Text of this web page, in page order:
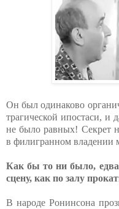
Он был одинаково
трагической ипостаси, и
не было равных! Секрет
в филигранном владении
Как бы то ни было,
сцену, как по залу
В народе Ронинсона